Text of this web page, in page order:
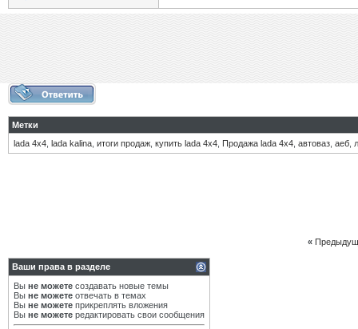
Метки
lada 4x4 lada kalina итоги продаж купить lada 4x4 Продажа lada 4x4 автоваз аеб
«
Ваши права в разделе
Вы не можете создавать новые темы
Вы не можете отвечать в темах
Вы не можете прикреплять вложения
Вы не можете редактировать свои сообщения